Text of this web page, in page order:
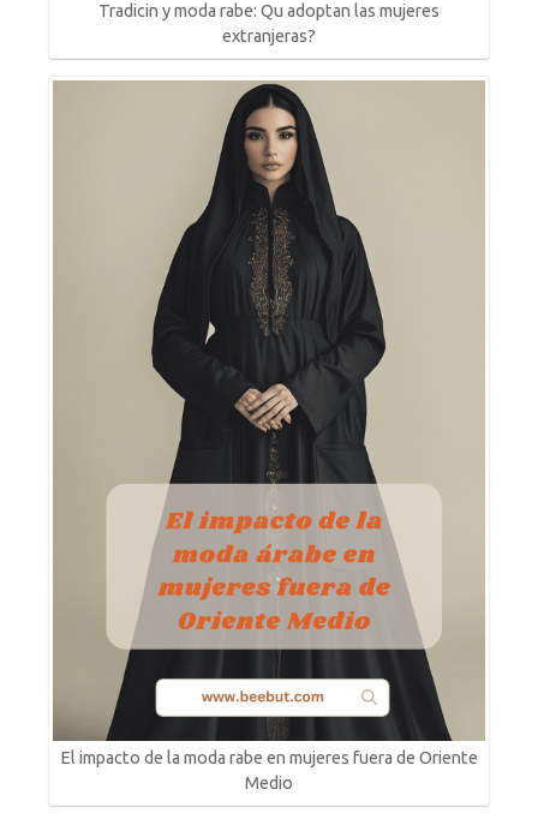
Tradicin y moda rabe: Qu adoptan las mujeres
extranjeras?
El impacto de la moda rabe en mujeres fuera de Oriente
Medio